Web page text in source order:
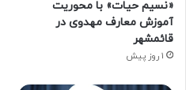
«نسیم حیات» با محوریت
آموزش معارف مهدوی در
قائمشهر
1 روز پیش